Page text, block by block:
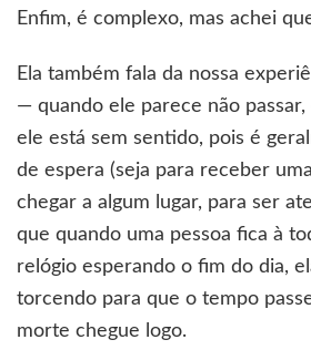
Enfim, é complexo, mas achei
Ela também fala da nossa
— quando ele parece não
ele está sem sentido, pois é
de espera (seja para receber
chegar a algum lugar, para ser
que quando uma pessoa fica à
relógio esperando o fim do dia,
torcendo para que o tempo
morte chegue logo.